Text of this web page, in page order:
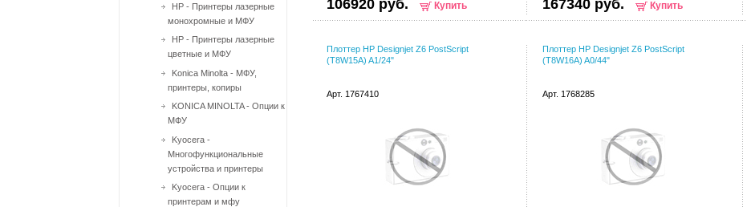
106920 руб. Купить 167340 руб. Купить
Плоттер HP Designjet Z6 PostScript
(T8W15A) A1/24"
Арт. 1767410
Плоттер HP Designjet Z6 PostScript
(T8W16A) A0/44"
Арт. 1768285
HP - Принтеры лазерные
монохромные и МФУ
HP - Принтеры лазерные
цветные и МФУ
Konica Minolta - МФУ,
принтеры, копиры
KONICA MINOLTA - Опции к
МФУ
Kyocera -
Многофункциональные
устройства и принтеры
Kyocera - Опции к
принтерам и мфу